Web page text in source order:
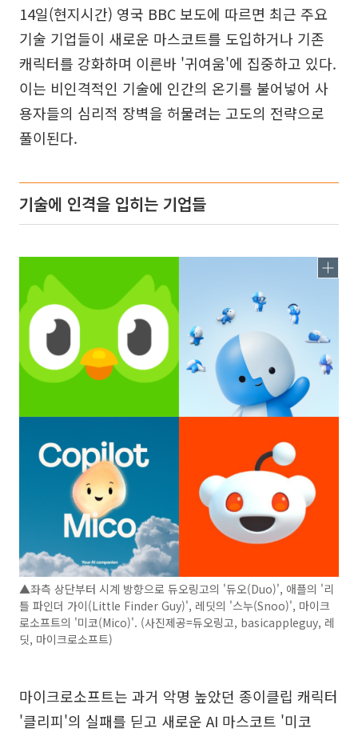
14일(현지시간) 영국 BBC 보도에 따르면 최근 주요
기술 기업들이 새로운 마스코트를 도입하거나 기존
캐릭터를 강화하며 이른바 '귀여움'에 집중하고 있다.
이는 비인격적인 기술에 인간의 온기를 불어넣어 사
용자들의 심리적 장벽을 허물려는 고도의 전략으로
풀이된다.
기술에 인격을 입히는 기업들
▲좌측 상단부터 시계 방향으로 듀오링고의 '듀오(Duo)', 애플의 '리
틀 파인더 가이(Little Finder Guy)', 레딧의 '스누(Snoo)', 마이크
로소프트의 '미코(Mico)'. (사진제공=듀오링고, basicappleguy, 레
딧, 마이크로소프트)
마이크로소프트는 과거 악명 높았던 종이클립 캐릭터
'클리피'의 실패를 딛고 새로운 AI 마스코트 '미코